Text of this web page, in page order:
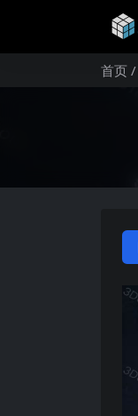
首页